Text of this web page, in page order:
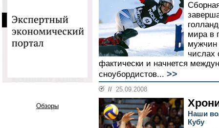
Обзоры
мира в
мужчин
числах
фактически и начнется
сноубордистов... >>
// 25.09.2008
Наши
Кубу